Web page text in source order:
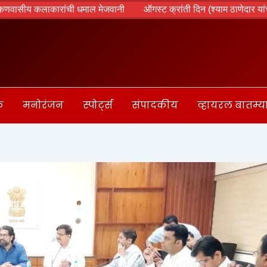
धमाल मेजवानी ऑगस्ट क्रांती दिन (श्याम ठाणेदार यांचा विशेष
मनोरंजन स्पोर्ट्स संपादकीय व्हायरल